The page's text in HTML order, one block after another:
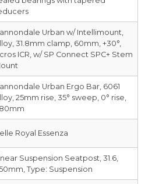
Urban w/ Intellimount,
31.8mm clamp, 60mm, +30°,
ICR, w/ SP Connect SPC+ Stem
Urban Ergo Bar, 6061
25mm rise, 35° sweep, 0° rise,
Royal Essenza
Suspension Seatpost, 31.6,
Type: Suspension